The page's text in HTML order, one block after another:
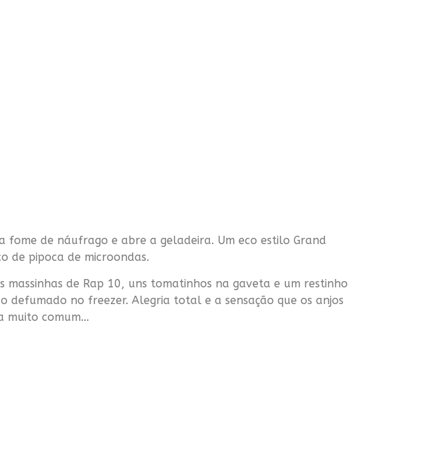
fome de náufrago e abre a geladeira. Um eco estilo Grand
de pipoca de microondas.
massinhas de Rap 10, uns tomatinhos na gaveta e um restinho
no freezer. Alegria total e a sensação que os anjos
muito comum…